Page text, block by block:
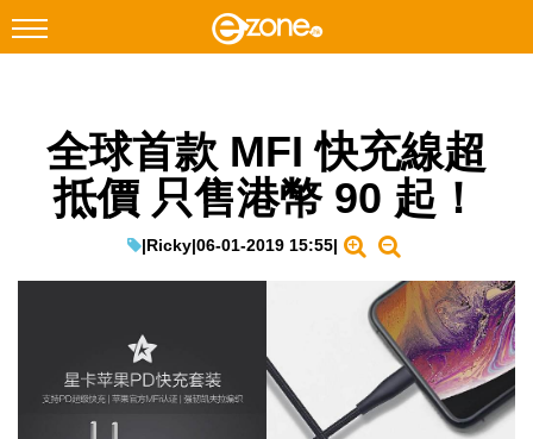
Facebook Instagram
科技焦點
遊戲動漫
EduTech
全球首款 MFI 快充線超
抵價 只售港幣 90 起！
|Ricky|06-01-2019 15:55|